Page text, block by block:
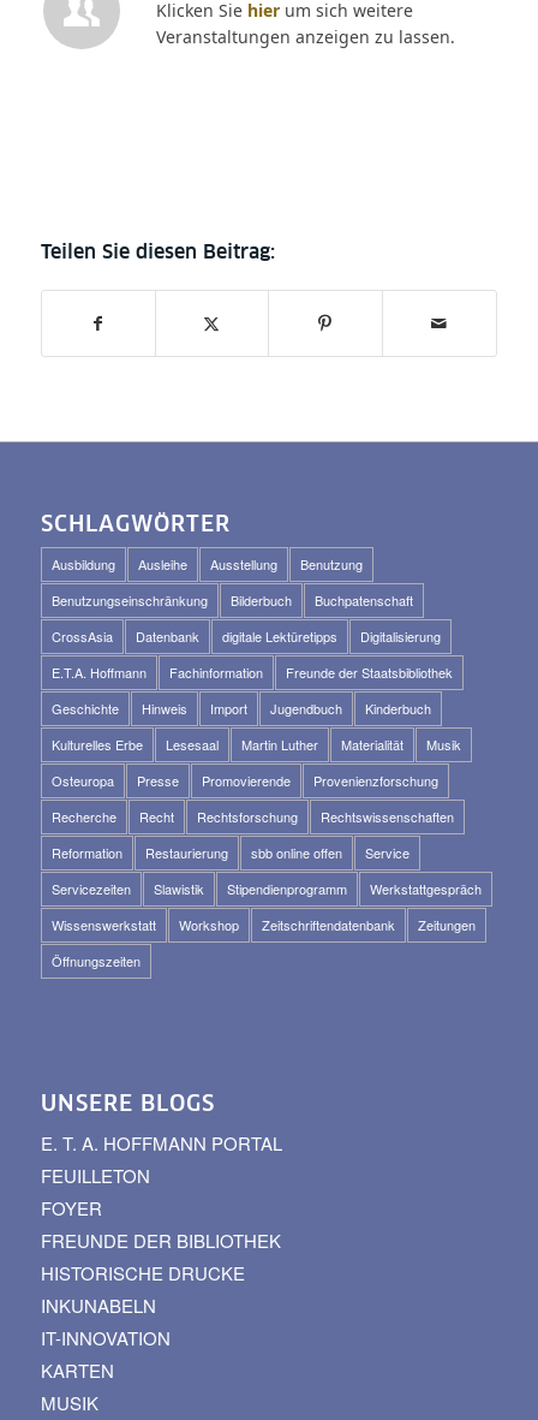
Klicken Sie hierum sich weitere
Veranstaltungen anzeigen zu lassen.
SCHLAGWÖRTER
Ausbildung Ausleihe Ausstellung
Benutzung
Benutzungseinschränkung
Bilderbuch
Buchpatenschaft
CrossAsia
Datenbank digitale Lektüretipps
Digitalisierung
E.T.A. Hoffmann
Fachinformation
Freunde der Staatsbibliothek
Geschichte
Hinweis Import Jugendbuch
Kinderbuch
Kulturelles Erbe
Lesesaal Martin Luther Materialität
Musik
Osteuropa
Presse Promovierende
Provenienzforschung
Recherche
Recht Rechtsforschung
Rechtswissenschaften
Reformation
Restaurierung sbb online offen
Service
Servicezeiten
Slawistik Stipendienprogramm
Werkstattgespräch
Wissenswerkstatt
Workshop Zeitschriftendatenbank
Zeitungen
Öffnungszeiten
UNSERE BLOGS
E. T. A. HOFFMANN PORTAL
FEUILLETON
FOYER
FREUNDE DER BIBLIOTHEK
HISTORISCHE DRUCKE
INKUNABELN
IT-INNOVATION
KARTEN
MUSIK